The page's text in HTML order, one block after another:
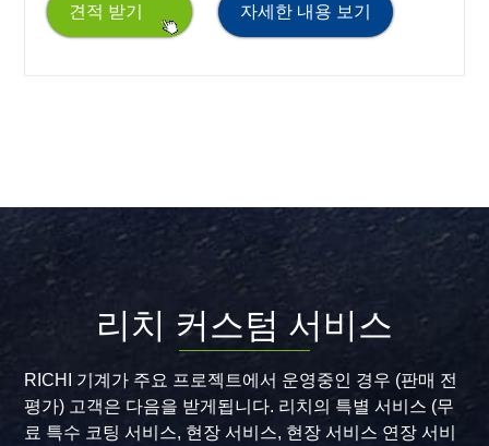
견적 받기 자세한 내용 보기
리치 커스텀 서비스
RICHI 기계가 주요 프로젝트에서 운영중인 경우 (판매 전
평가) 고객은 다음을 받게됩니다. 리치의 특별 서비스 (무
료 특수 코팅 서비스, 현장 서비스, 현장 서비스 연장 서비